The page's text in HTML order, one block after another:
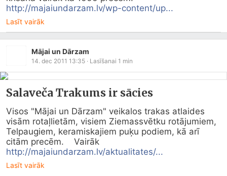
http://majaiundarzam.lv/wp-content/up...
Lasīt vairāk
Mājai un Dārzam
14. dec 2011 13:35 · Lasīšanai 1 min
Salaveča Trakums ir sācies
Visos "Mājai un Dārzam" veikalos trakas atlaides
visām rotaļlietām, visiem Ziemassvētku rotājumiem,
Telpaugiem, keramiskajiem puķu podiem, kā arī
http://majaiundarzam.lv/aktualitates/...
Lasīt vairāk